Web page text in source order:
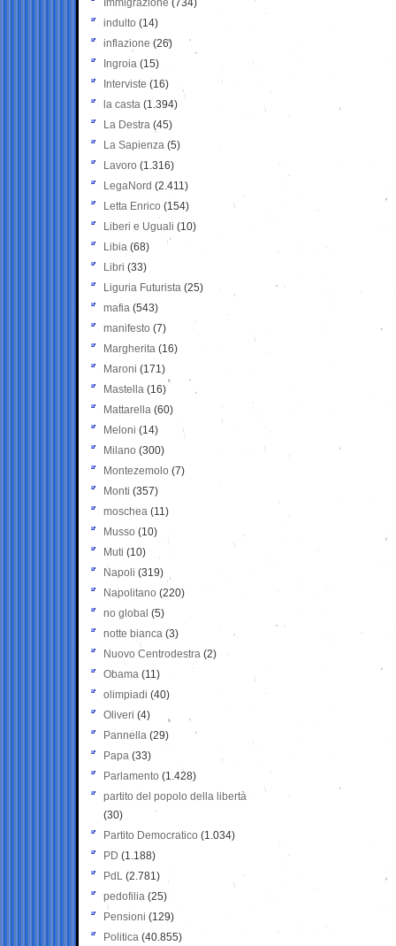
Immigrazione (734)
indulto (14)
inflazione (26)
Ingroia (15)
Interviste (16)
la casta (1.394)
La Destra (45)
La Sapienza (5)
Lavoro (1.316)
LegaNord (2.411)
Letta Enrico (154)
Liberi e Uguali (10)
Libia (68)
Libri (33)
Liguria Futurista (25)
mafia (543)
manifesto (7)
Margherita (16)
Maroni (171)
Mastella (16)
Mattarella (60)
Meloni (14)
Milano (300)
Montezemolo (7)
Monti (357)
moschea (11)
Musso (10)
Muti (10)
Napoli (319)
Napolitano (220)
no global (5)
notte bianca (3)
Nuovo Centrodestra (2)
Obama (11)
olimpiadi (40)
Oliveri (4)
Pannella (29)
Papa (33)
Parlamento (1.428)
partito del popolo della libertà
(30)
Partito Democratico (1.034)
PD (1.188)
PdL (2.781)
pedofilia (25)
Pensioni (129)
Politica (40.855)